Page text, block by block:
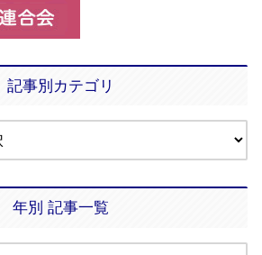
記事別カテゴリ
年別 記事一覧